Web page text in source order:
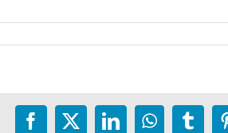
Facebook
X LinkedInWhatsApp